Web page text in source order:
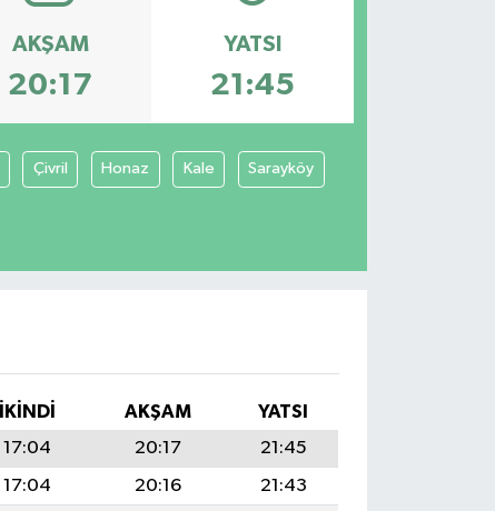
AKŞAM
20:17
YATSI
21:45
Çivril Honaz Kale Sarayköy
İKINDI AKŞAM
YATSI
17:04 20:17
21:45
17:04 20:16
21:43